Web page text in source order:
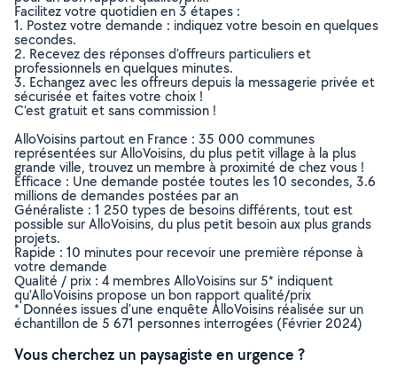
Facilitez votre quotidien en 3 étapes :
1. Postez votre demande : indiquez votre besoin en quelques
secondes.
2. Recevez des réponses d’offreurs particuliers et
professionnels en quelques minutes.
3. Echangez avec les offreurs depuis la messagerie privée et
sécurisée et faites votre choix !
C’est gratuit et sans commission !
AlloVoisins partout en France : 35 000 communes
représentées sur AlloVoisins, du plus petit village à la plus
grande ville, trouvez un membre à proximité de chez vous !
Efficace : Une demande postée toutes les 10 secondes, 3.6
millions de demandes postées par an
Généraliste : 1 250 types de besoins différents, tout est
possible sur AlloVoisins, du plus petit besoin aux plus grands
projets.
Rapide : 10 minutes pour recevoir une première réponse à
votre demande
Qualité / prix : 4 membres AlloVoisins sur 5* indiquent
qu’AlloVoisins propose un bon rapport qualité/prix
* Données issues d’une enquête AlloVoisins réalisée sur un
échantillon de 5 671 personnes interrogées (Février 2024)
Vous cherchez un paysagiste en urgence ?